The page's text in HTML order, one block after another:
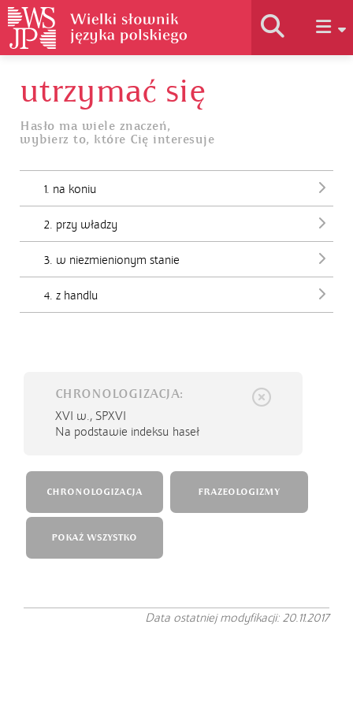
Historia słownika
Jak korzystać
utrzymać się
Hasło ma wiele znaczeń,
wybierz to, które Cię interesuje
1. na koniu
2. przy władzy
3. w niezmienionym stanie
4. z handlu
CHRONOLOGIZACJA:
XVI w., SPXVI
Na podstawie indeksu haseł
CHRONOLOGIZACJA FRAZEOLOGIZMY
POKAŻ WSZYSTKO
Data ostatniej modyfikacji: 20.11.2017